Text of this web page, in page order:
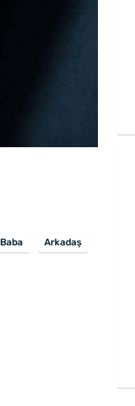
Baba Arkadaş